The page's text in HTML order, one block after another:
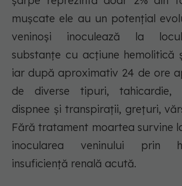
mușcate ele au un potențial
veninoși inoculează la
substanțe cu acțiune hemolitică
iar după aproximativ 24 de ore
de diverse tipuri, tahicardie,
dispnee şi transpirații, grețuri,
Fără tratament moartea survine
inocularea veninului prin
insuficiență renală acută.